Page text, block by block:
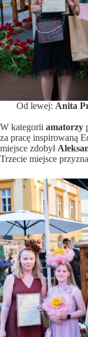
Od lewej: Anita
W kategorii amatorzy
za pracę inspirowaną
miejsce zdobył
Trzecie miejsce